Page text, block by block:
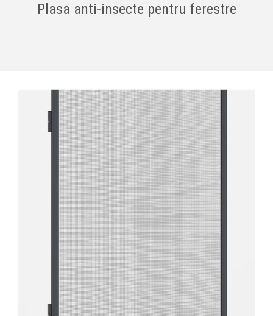
Plasa anti-insecte pentru ferestre